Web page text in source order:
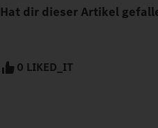
Hat dir dieser Artikel
0 LIKED_IT